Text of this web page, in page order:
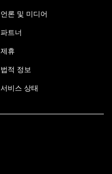
언론 및 미디어
파트너
제휴
법적 정보
서비스 상태